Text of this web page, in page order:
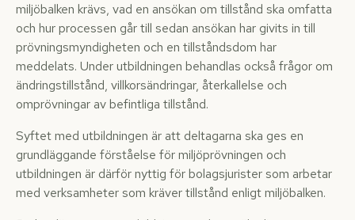
miljöbalken krävs, vad en ansökan om tillstånd ska omfatta
och hur processen går till sedan ansökan har givits in till
prövningsmyndigheten och en tillståndsdom har
meddelats. Under utbildningen behandlas också frågor om
ändringstillstånd, villkorsändringar, återkallelse och
omprövningar av befintliga tillstånd.
Syftet med utbildningen är att deltagarna ska ges en
grundläggande förståelse för miljöprövningen och
utbildningen är därför nyttig för bolagsjurister som arbetar
med verksamheter som kräver tillstånd enligt miljöbalken.